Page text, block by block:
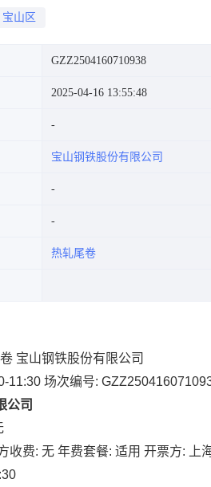
宝山区
GZZ2504160710938
2025-04-16 13:55:48
宝山钢铁股份有限公司
热轧尾卷
宝山钢铁股份有限公司
11:30 场次编号:
公司
收费: 无 年费套餐: 适用 开票方: 上